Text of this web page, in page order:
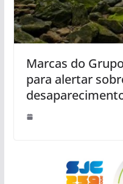
Marcas do
para alertar